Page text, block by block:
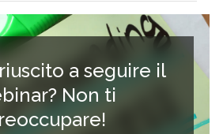
a seguire il
Non ti